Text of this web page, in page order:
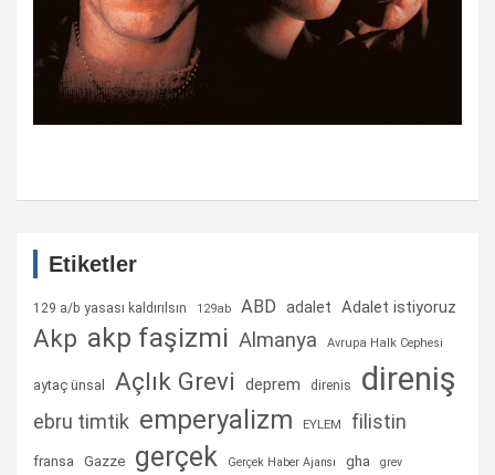
Etiketler
129 a/b yasası kaldırılsın 129ab ABD adalet Adalet istiyoruz
Akp akp faşizmi Almanya Avrupa Halk Cephesi
aytaç ünsal Açlık Grevi deprem direnis direniş
ebru timtik emperyalizm EYLEM filistin
fransa Gazze gerçek Gerçek Haber Ajansı gha grev